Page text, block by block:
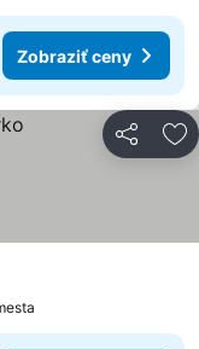
Zobraziť ceny
Zdieľať